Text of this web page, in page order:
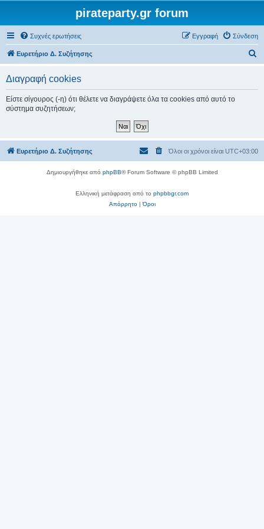
pirateparty.gr forum
Συχνές ερωτήσεις Σύνδεση
Εγγραφή
Ευρετήριο Δ. Συζήτησης
σ
Διαγραφή cookies
Είστε σίγουρος (-η) ότι θέλετε να διαγράψετε όλα τα cookies από αυτό το
σύστημα συζητήσεων;
Ευρετήριο Δ. Συζήτησης Όλοι οι χρόνοι είναι UTC+03:00
Δημιουργήθηκε από phpBB® Forum Software © phpBB Limited
Ελληνική μετάφραση από το phpbbgr.com
Απόρρητο|Όροι